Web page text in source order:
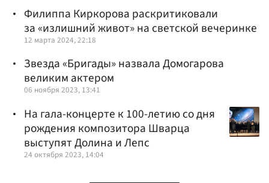
Филиппа Киркорова раскритиковали
за «излишний живот» на светской вечеринке
12 марта 2024, 22:18
Звезда «Бригады» назвала Домогарова
великим актером
06 ноября 2023, 13:41
На гала-концерте к 100-летию со дня
рождения композитора Шварца
выступят Долина и Лепс
24 октября 2023, 14:04